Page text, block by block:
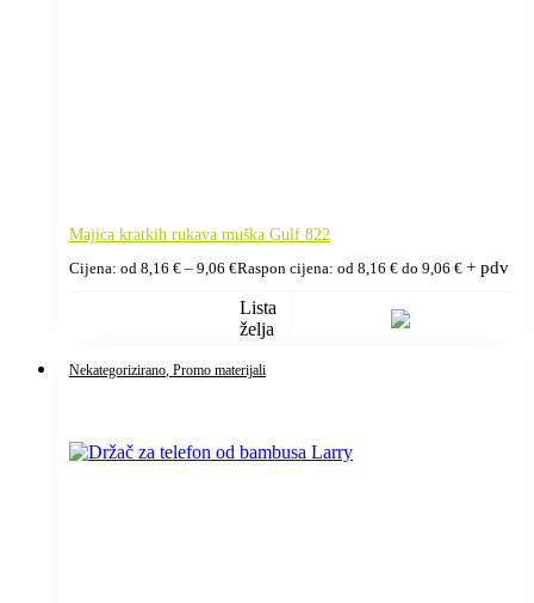
Majica kratkih rukava muška Gulf 822
Cijena: od 8,16 € – 9,06 €Raspon cijena: od 8,16 € do 9,06 € + pdv
Lista
želja
Nekategorizirano , Promo materijali